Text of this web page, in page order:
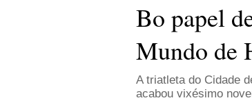
Bo papel
Mundo de
A triatleta do Cidade
acabou vixésimo